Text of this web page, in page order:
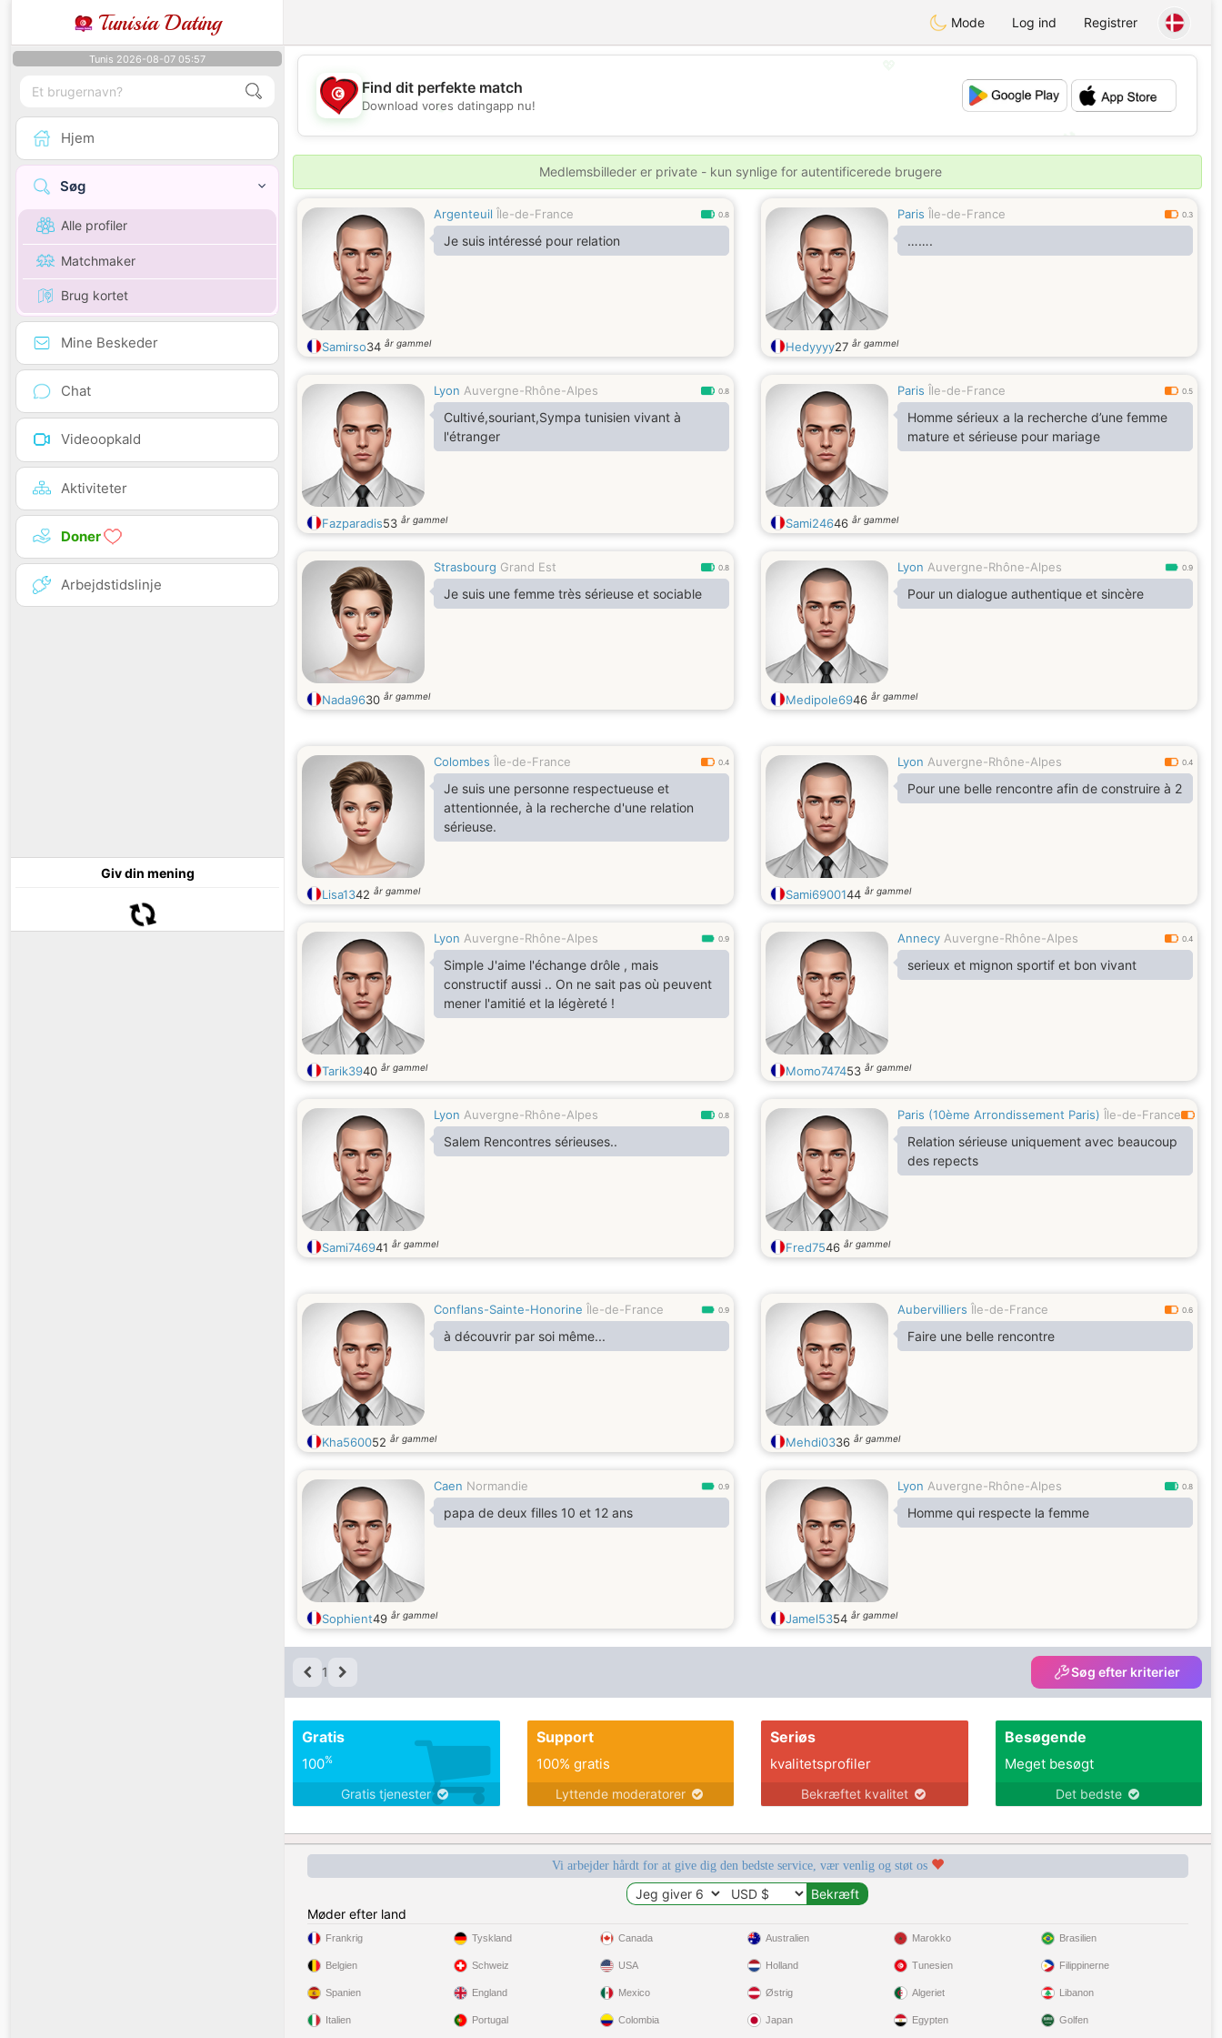
Tunisia Dating Mode Log ind Registrer
Tunis 2026-08-07 05:57
Hjem
Søg
Alle profiler
Matchmaker
Brug kortet
Mine Beskeder
Chat
Videoopkald
Aktiviteter
Doner
Arbejdstidslinje
Giv din mening
💖
💕
Find dit perfekte match
Download vores datingapp nu!
Medlemsbilleder er private - kun synlige for autentificerede brugere
Argenteuil Île-de-France 0.8
Je suis intéressé pour relation
Samirso34 år gammel
Paris Île-de-France 0.3
…….
Hedyyyy27 år gammel
Lyon Auvergne-Rhône-Alpes 0.8
Cultivé,souriant,Sympa tunisien vivant à
l'étranger
Fazparadis53 år gammel
Paris Île-de-France 0.5
Homme sérieux a la recherche d’une femme
mature et sérieuse pour mariage
Sami24646 år gammel
Strasbourg Grand Est 0.8
Je suis une femme très sérieuse et sociable
Nada9630 år gammel
Lyon Auvergne-Rhône-Alpes 0.9
Pour un dialogue authentique et sincère
Medipole6946 år gammel
Colombes Île-de-France 0.4
Je suis une personne respectueuse et
attentionnée, à la recherche d'une relation
sérieuse.
Lisa1342 år gammel
Lyon Auvergne-Rhône-Alpes 0.4
Pour une belle rencontre afin de construire à 2
Sami6900144 år gammel
Lyon Auvergne-Rhône-Alpes 0.9
Simple J'aime l'échange drôle , mais
constructif aussi .. On ne sait pas où peuvent
mener l'amitié et la légèreté !
Tarik3940 år gammel
Annecy Auvergne-Rhône-Alpes 0.4
serieux et mignon sportif et bon vivant
Momo747453 år gammel
Lyon Auvergne-Rhône-Alpes 0.8
Salem Rencontres sérieuses..
Sami746941 år gammel
Paris (10ème Arrondissement Paris) Île-de-France
Relation sérieuse uniquement avec beaucoup
des repects
Fred7546 år gammel
Conflans-Sainte-Honorine Île-de-France 0.9
à découvrir par soi même...
Kha560052 år gammel
Aubervilliers Île-de-France 0.6
Faire une belle rencontre
Mehdi0336 år gammel
Caen Normandie 0.9
papa de deux filles 10 et 12 ans
Sophient49 år gammel
Lyon Auvergne-Rhône-Alpes 0.8
Homme qui respecte la femme
Jamel5354 år gammel
1 Søg efter kriterier
Gratis
100%
Gratis tjenester
Support
100% gratis
Lyttende moderatorer
Seriøs
kvalitetsprofiler
Bekræftet kvalitet
Besøgende
Meget besøgt
Det bedste
Vi arbejder hårdt for at give dig den bedste service, vær venlig og støt os
Møder efter land
Frankrig
Belgien
Spanien
Italien
Tyskland
Schweiz
England
Portugal
Canada
USA
Mexico
Colombia
Australien
Holland
Østrig
Japan
Marokko
Tunesien
Algeriet
Egypten
Brasilien
Filippinerne
Libanon
Golfen